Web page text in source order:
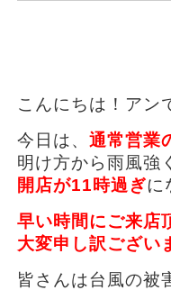
こんにちは！アン
今日は、 通常営業
明け方から雨風強
開店が11時過ぎに
早い時間にご来店
大変申し訳ござい
皆さんは台風の被